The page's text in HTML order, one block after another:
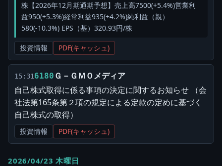
株【2026年12月期通期予想】売上高7500(+5.4%)営業利
益950(+5.3%)経常利益935(+4.2%)純利益（親）
580(-10.3%) EPS（基）320.93円/株
投資情報 PDF(キャッシュ)
15:316180 Ｇ－ＧＭＯメディア
自己株式取得に係る事項の決定に関するお知らせ （会
社法第165条第２項の規定による定款の定めに基づく
自己株式の取得）
投資情報 PDF(キャッシュ)
2026/04/23 木曜日